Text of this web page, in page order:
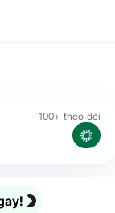
100+ theo dõi